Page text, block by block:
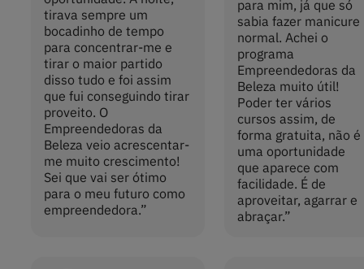
tirava sempre um
bocadinho de tempo
para concentrar-me e
tirar o maior partido
disso tudo e foi assim
que fui conseguindo tirar
proveito. O
Empreendedoras da
Beleza veio acrescentar-
me muito crescimento!
Sei que vai ser ótimo
para o meu futuro como
empreendedora.”
para mim, já que só
sabia fazer manicure
normal. Achei o
programa
Empreendedoras da
Beleza muito útil!
Poder ter vários
cursos assim, de
forma gratuita, não é
uma oportunidade
que aparece com
facilidade. É de
aproveitar, agarrar e
abraçar.”